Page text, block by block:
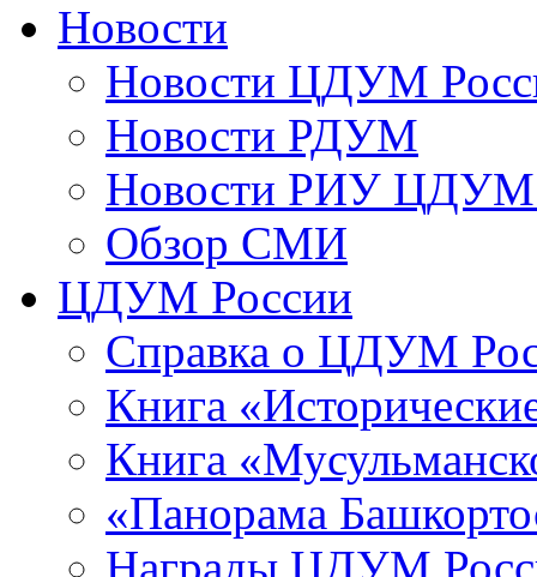
Новости
Новости ЦДУМ
Новости РДУМ
Новости РИУ ЦДУМ
Обзор СМИ
ЦДУМ России
Справка о ЦДУМ
Книга
Книга
«Панорама